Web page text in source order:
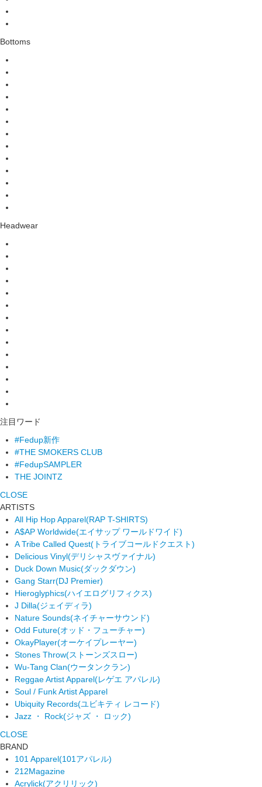
Bottoms
Headwear
注目ワード
#Fedup新作
#THE SMOKERS CLUB
#FedupSAMPLER
THE JOINTZ
CLOSE
ARTISTS
All Hip Hop Apparel(RAP T-SHIRTS)
A$AP Worldwide(エイサップ ワールドワイド)
A Tribe Called Quest(トライブコールドクエスト)
Delicious Vinyl(デリシャスヴァイナル)
Duck Down Music(ダックダウン)
Gang Starr(DJ Premier)
Hieroglyphics(ハイエログリフィクス)
J Dilla(ジェイディラ)
Nature Sounds(ネイチャーサウンド)
Odd Future(オッド・フューチャー)
OkayPlayer(オーケイプレーヤー)
Stones Throw(ストーンズスロー)
Wu-Tang Clan(ウータンクラン)
Reggae Artist Apparel(レゲエ アパレル)
Soul / Funk Artist Apparel
Ubiquity Records(ユビキティ レコード)
Jazz ・ Rock(ジャズ ・ ロック)
CLOSE
BRAND
101 Apparel(101アパレル)
212Magazine
Acrylick(アクリリック)